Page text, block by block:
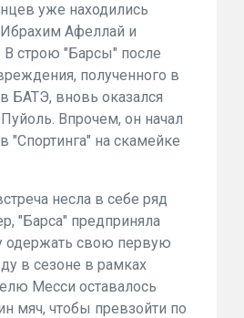
уже находились
Афеллай и
В строю "Барсы" после
полученного в
БАТЭ, вновь оказался
Впрочем, он начал
"Спортинга" на скамейке
несла в себе ряд
"Барса" предприняла
одержать свою первую
в сезоне в рамках
Месси оставалось
мяч, чтобы превзойти по